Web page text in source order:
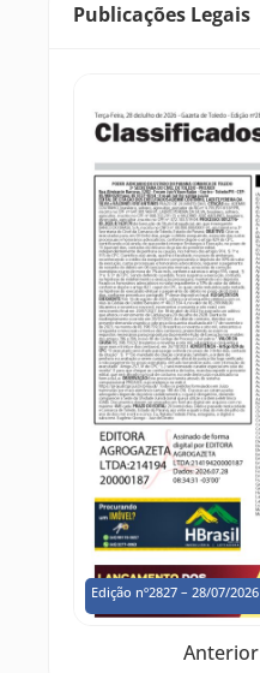
Publicações Legais
Edição nº2827 – 28/07/2026
Anterior